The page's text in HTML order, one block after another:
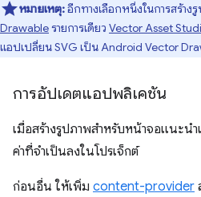
หมายเหตุ:อีกทางเลือกหนึ่งในการสร้าง
Drawableรายการเดียว Vector Asset
แอปเปลี่ยน SVG เป็น Android Vector
การอัปเดตแอปพลิเคชัน
เมื่อสร้างรูปภาพสำหรับหน้าจอแนะนำ
ค่าที่จําเป็นลงในโปรเจ็กต์
ก่อนอื่น ให้เพิ่ม content-provider